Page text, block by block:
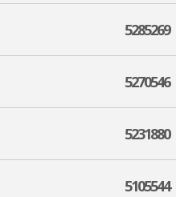
5285269
5270546
5231880
5105544